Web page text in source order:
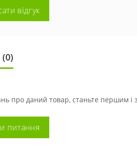
відгук
(0)
про даний товар, станьте першим і
питання